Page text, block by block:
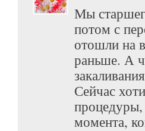
Мы
потом с
отошли на
раньше. А
Сейчас
момента,